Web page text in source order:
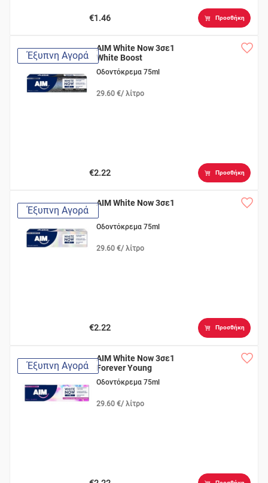
€1.46 Προσθήκη
Έξυπνη Αγορά
AIM White Now 3σε1
White Boost
Οδοντόκρεμα 75ml
29.60 €/ λίτρο
€2.22 Προσθήκη
Έξυπνη Αγορά
AIM White Now 3σε1
Οδοντόκρεμα 75ml
29.60 €/ λίτρο
€2.22 Προσθήκη
Έξυπνη Αγορά
AIM White Now 3σε1
Forever Young
Οδοντόκρεμα 75ml
29.60 €/ λίτρο